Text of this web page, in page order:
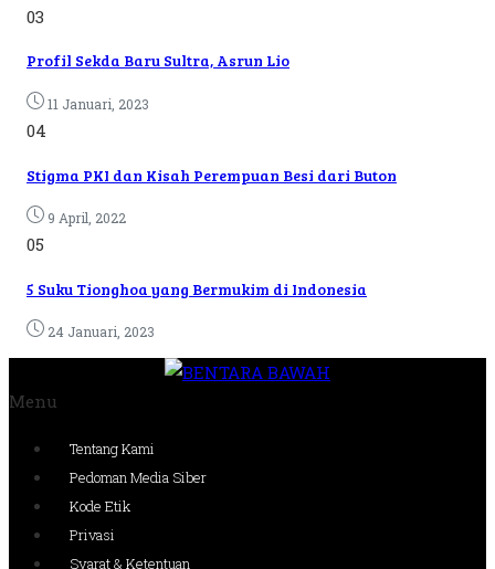
03
Profil Sekda Baru Sultra, Asrun Lio
11 Januari, 2023
04
Stigma PKI dan Kisah Perempuan Besi dari Buton
9 April, 2022
05
5 Suku Tionghoa yang Bermukim di Indonesia
24 Januari, 2023
Menu
Tentang Kami
Pedoman Media Siber
Kode Etik
Privasi
Syarat & Ketentuan